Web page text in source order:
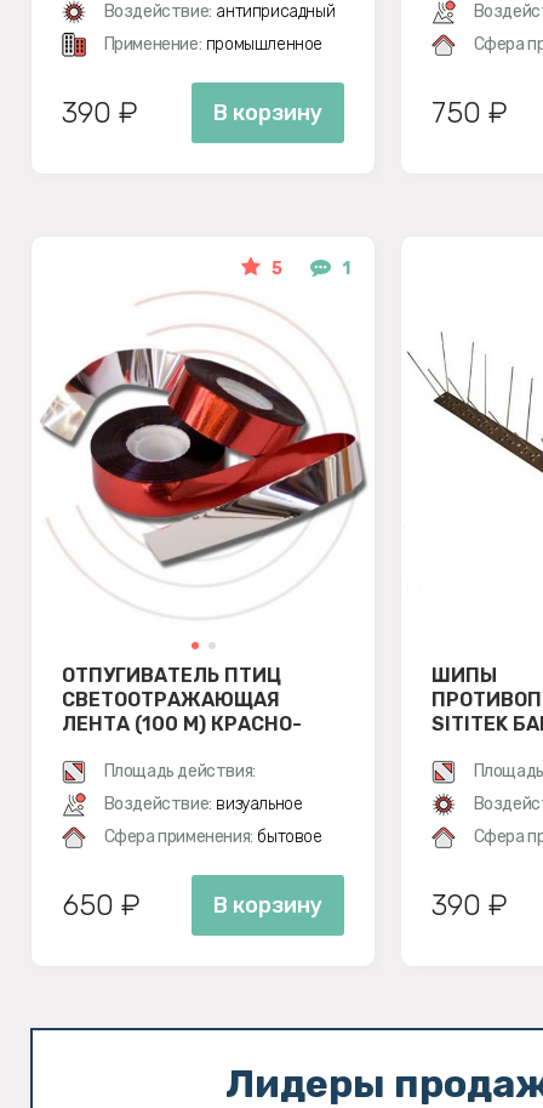
Воздействие: антиприсадный
Применение: промышленное
390 ₽ В корзину
Сфера
750 ₽
5 1
ОТПУГИВАТЕЛЬ ПТИЦ
СВЕТООТРАЖАЮЩАЯ
ЛЕНТА (100 М) КРАСНО-
Площадь действия:
Воздействие: визуальное
Сфера применения: бытовое
650 ₽ В корзину
ШИПЫ
SITITEK
Сфера
390 ₽
Лидеры